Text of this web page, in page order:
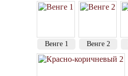
Венге 1 Венге 2